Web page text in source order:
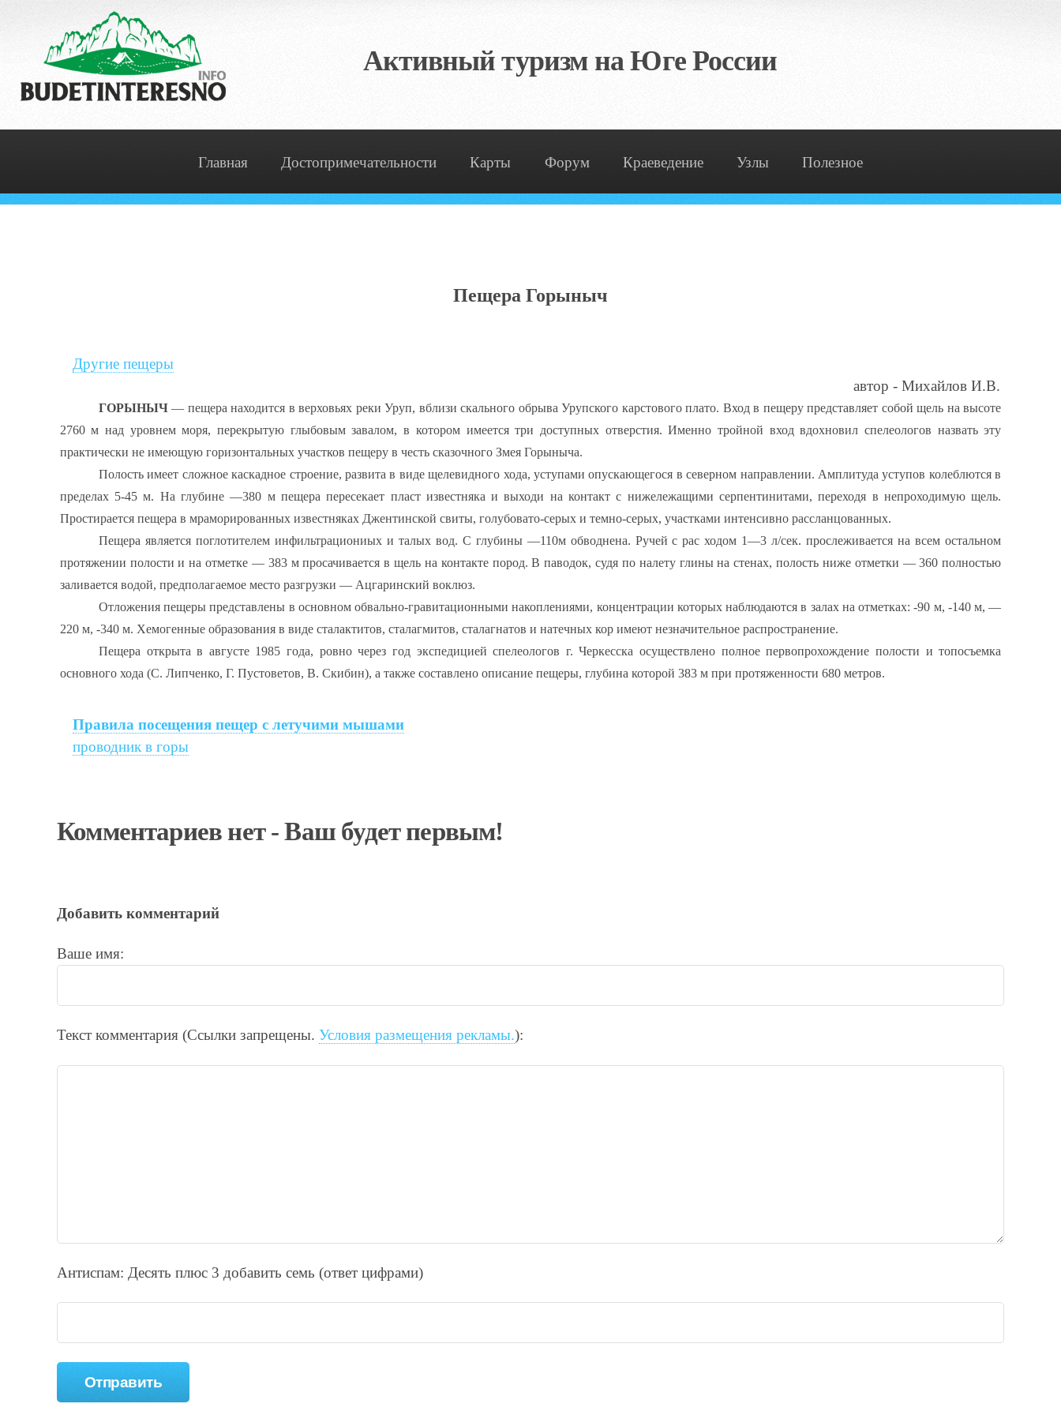
Активный туризм на Юге России
Главная Достопримечательности Карты Форум Краеведение Узлы Полезное
Пещера Горыныч
Другие пещеры
автор - Михайлов И.В.
ГОРЫНЫЧ— пещера находится в верховьях реки Уруп, вблизи скального обрыва Урупского карстового плато. Вход в пещеру представляет собой щель на высоте
2760 м над уровнем моря, перекрытую глыбовым завалом, в котором имеется три доступных отверстия. Именно тройной вход вдохновил спелеологов назвать эту
практически не имеющую горизонтальных участков пещеру в честь сказочного Змея Горыныча.
Полость имеет сложное каскадное строение, развита в виде щелевидного хода, уступами опускающегося в северном направлении. Амплитуда уступов колеблются в
пределах 5-45 м. На глубине —380 м пещера пересекает пласт известняка и выходи на контакт с нижележащими серпентинитами, переходя в непроходимую щель.
Простирается пещера в мраморированных известняках Джентинской свиты, голубовато-серых и темно-серых, участками интенсивно рассланцованных.
Пещера является поглотителем инфильтрациониых и талых вод. С глубины —110м обводнена. Ручей с рас ходом 1—3 л/сек. прослеживается на всем остальном
протяжении полости и на отметке — 383 м просачивается в щель на контакте пород. В паводок, судя по налету глины на стенах, полость ниже отметки — 360 полностью
заливается водой, предполагаемое место разгрузки — Ацгаринский воклюз.
Отложения пещеры представлены в основном обвально-гравитационными накоплениями, концентрации которых наблюдаются в залах на отметках: -90 м, -140 м, —
220 м, -340 м. Хемогенные образования в виде сталактитов, сталагмитов, сталагнатов и натечных кор имеют незначительное распространение.
Пещера открыта в августе 1985 года, ровно через год экспедицией спелеологов г. Черкесска осуществлено полное первопрохождение полости и топосъемка
основного хода (С. Липченко, Г. Пустоветов, В. Скибин), а также составлено описание пещеры, глубина которой 383 м при протяженности 680 метров.
Правила посещения пещер с летучими мышами
проводник в горы
Комментариев нет - Ваш будет первым!
Добавить комментарий
Ваше имя:
Текст комментария (Ссылки запрещены. Условия размещения рекламы.):
Антиспам: Дecять плюc 3 добавить ceмь (ответ цифрами)